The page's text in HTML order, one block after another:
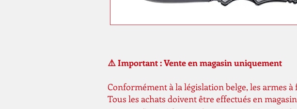
⚠️ Important : Vente en magasin uniquement
Conformément à la législation belge, les armes
Tous les achats doivent être effectués en